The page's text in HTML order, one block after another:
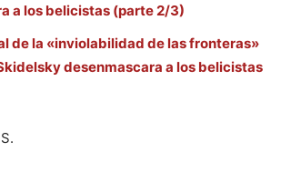
a los belicistas (parte 2/3)
de la «inviolabilidad de las fronteras»
desenmascara a los belicistas